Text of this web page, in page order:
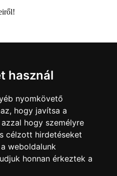
használ
nyomkövető
hogy javítsa a
hogy személyre
célzott hirdetéseket
weboldalunk
honnan érkeztek a
Adatkezelési tájékoztató